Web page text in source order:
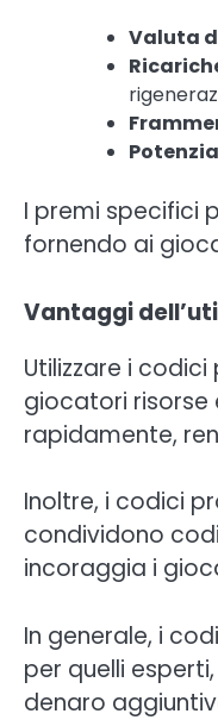
Valuta
I premi specifici
fornendo ai
Vantaggi
Utilizzare i
giocatori risorse
rapidamente,
Inoltre, i codici
condividono
incoraggia i
In generale, i
per quelli
denaro